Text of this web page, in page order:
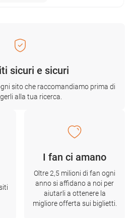
sicuri e sicuri
sito che raccomandiamo prima di
alla tua ricerca.
I fan ci amano
Oltre 2,5 milioni di fan ogni
anno si affidano a noi per
aiutarli a ottenere la
migliore offerta sui biglietti.